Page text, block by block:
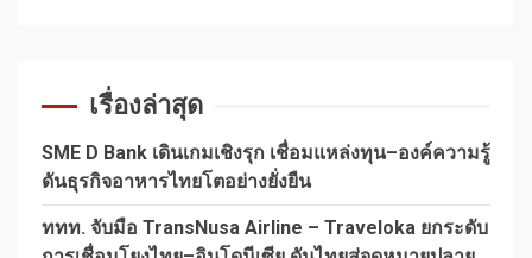
เรื่องล่าสุด
SME D Bank เดินเกมเชิงรุก เชื่อมแหล่งทุน–องค์ความรู้
ดันธุรกิจอาหารไทยโตอย่างยั่งยืน
ททท. จับมือ TransNusa Airline – Traveloka ยกระดับ